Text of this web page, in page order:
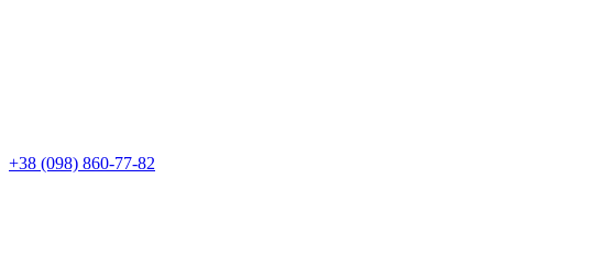
+38 (098) 860-77-82